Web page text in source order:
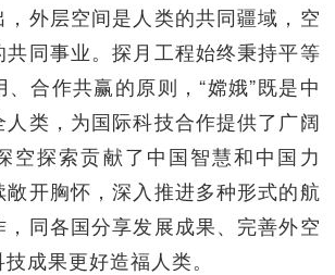
外层空间是人类的共同疆域，空
共同事业。探月工程始终秉持平等
合作共赢的原则，“嫦娥”既是中
类，为国际科技合作提供了广阔
空探索贡献了中国智慧和中国力
开胸怀，深入推进多种形式的航
同各国分享发展成果、完善外空
成果更好造福人类。